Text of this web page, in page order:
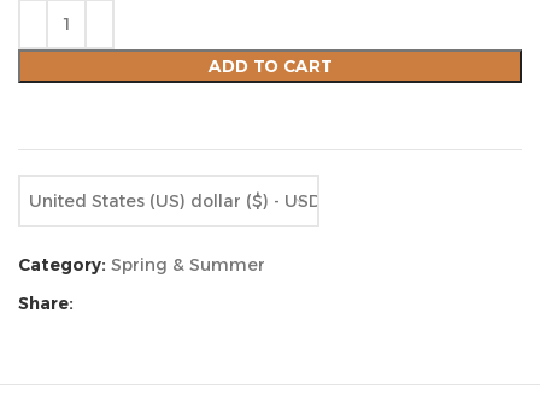
ADD TO CART
United States (US) dollar ($) - USD
Category: Spring & Summer
Share: